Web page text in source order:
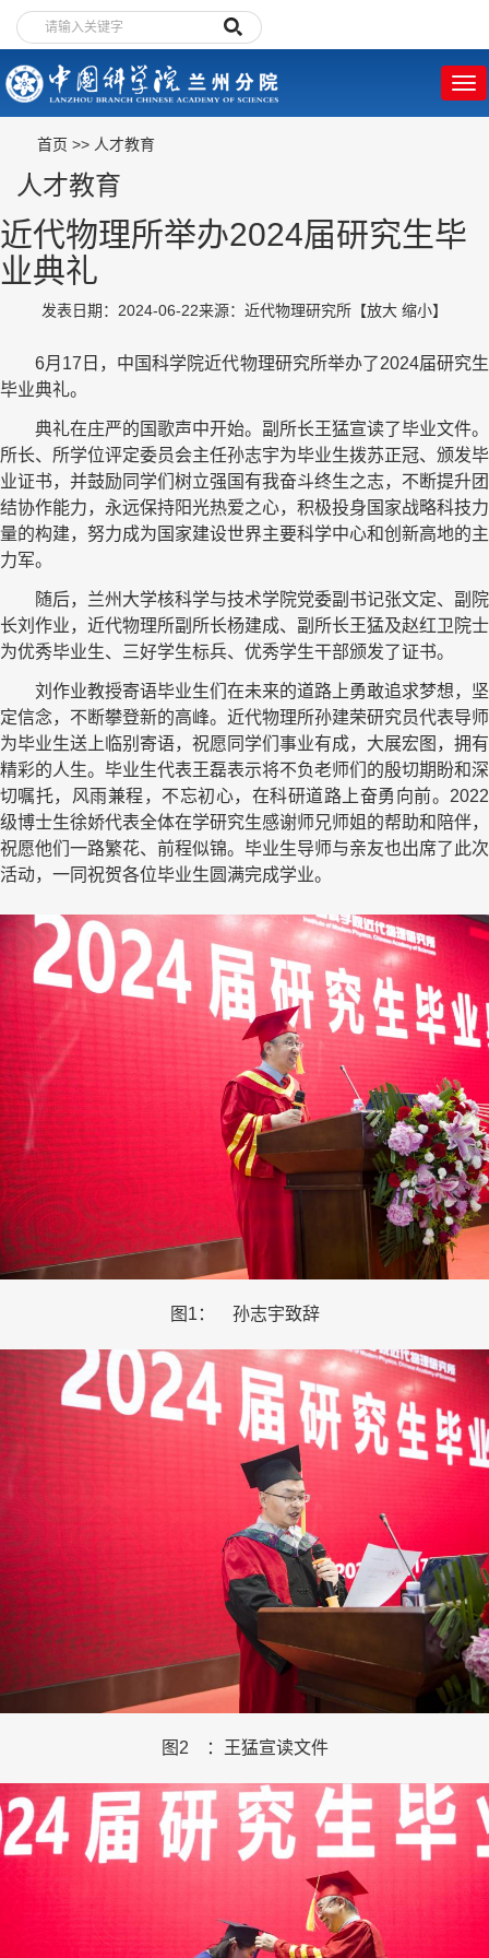
首页 >> 人才教育
人才教育
近代物理所举办2024届研究生毕
业典礼
发表日期：2024-06-22来源：近代物理研究所 【放大 缩小】
6月 17 日，中国科学院近代物理研究所举办了2024届研究生
毕业典礼。
典礼在庄严的国歌声中开始。副所长王猛宣读了毕业文件。
所长、所学位评定委员会主任孙志宇为毕业生拨苏正冠、颁发毕
业证书，并鼓励同学们树立强国有我奋斗终生之志，不断提升团
结协作能力，永远保持阳光热爱之心，积极投身国家战略科技力
量的构建，努力成为国家建设世界主要科学中心和创新高地的主
力军。
随后，兰州大学核科学与技术学院党委副书记张文定、副院
长刘作业，近代物理所副所长杨建成、副所长王猛及赵红卫院士
为优秀毕业生、三好学生标兵、优秀学生干部颁发了证书。
刘作业教授寄语毕业生们在未来的道路上勇敢追求梦想，坚
定信念，不断攀登新的高峰。近代物理所孙建荣研究员代表导师
为毕业生送上临别寄语，祝愿同学们事业有成，大展宏图，拥有
精彩的人生。毕业生代表王磊表示将不负老师们的殷切期盼和深
切嘱托，风雨兼程，不忘初心，在科研道路上奋勇向前。 2022
级博士生徐娇代表全体在学研究生感谢师兄师姐的帮助和陪伴，
祝愿他们一路繁花、前程似锦。毕业生导师与亲友也出席了此次
活动，一同祝贺各位毕业生圆满完成学业。
图 1 ： 孙志宇致辞
图 2 ：王猛宣读文件